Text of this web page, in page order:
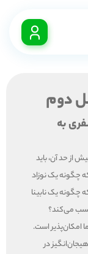
دوم
به
از حد آن، باید
چگونه یک نوزاد
چگونه یک نابینا
کسب می‌کند؟
امکان‌پذیر است.
در